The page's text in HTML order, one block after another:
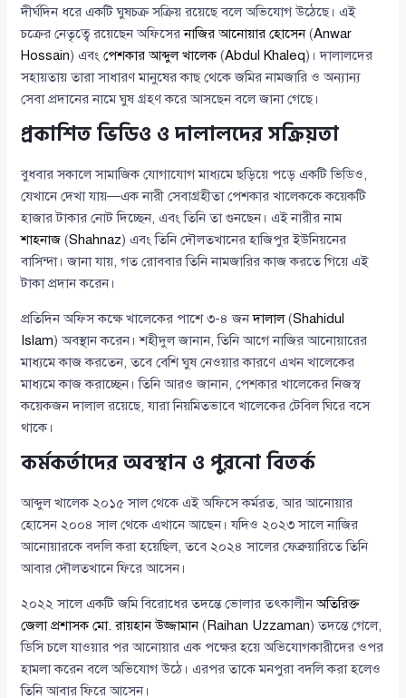
দীর্ঘদিন ধরে একটি ঘুষচক্র সক্রিয় রয়েছে বলে অভিযোগ উঠেছে। এই
চক্রের নেতৃত্বে রয়েছেন অফিসেরনাজির আনোয়ার হোসেন(Anwar
Hossain) এবংপেশকার আব্দুল খালেক(Abdul Khaleq)। দালালদের
সহায়তায় তারা সাধারণ মানুষের কাছ থেকে জমির নামজারি ও অন্যান্য
সেবা প্রদানের নামে ঘুষ গ্রহণ করে আসছেন বলে জানা গেছে।
প্রকাশিত ভিডিও ও দালালদের সক্রিয়তা
বুধবার সকালে সামাজিক যোগাযোগ মাধ্যমে ছড়িয়ে পড়ে একটি ভিডিও,
যেখানে দেখা যায়—এক নারী সেবাগ্রহীতা পেশকার খালেককে কয়েকটি
হাজার টাকার নোট দিচ্ছেন, এবং তিনি তা গুনছেন। এই নারীর নাম
শাহনাজ (Shahnaz) এবং তিনি দৌলতখানের হাজিপুর ইউনিয়নের
বাসিন্দা। জানা যায়, গত রোববার তিনি নামজারির কাজ করতে গিয়ে এই
টাকা প্রদান করেন।
প্রতিদিন অফিস কক্ষে খালেকের পাশে ৩-৪ জনদালাল(Shahidul
Islam) অবস্থান করেন। শহীদুল জানান, তিনি আগে নাজির আনোয়ারের
মাধ্যমে কাজ করতেন, তবে বেশি ঘুষ নেওয়ার কারণে এখন খালেকের
মাধ্যমে কাজ করাচ্ছেন। তিনি আরও জানান, পেশকার খালেকের নিজস্ব
কয়েকজন দালাল রয়েছে, যারা নিয়মিতভাবে খালেকের টেবিল ঘিরে বসে
থাকে।
কর্মকর্তাদের অবস্থান ও পুরনো বিতর্ক
আব্দুল খালেক ২০১৫ সাল থেকে এই অফিসে কর্মরত, আর আনোয়ার
হোসেন ২০০৪ সাল থেকে এখানে আছেন। যদিও ২০২৩ সালে নাজির
আনোয়ারকে বদলি করা হয়েছিল, তবে ২০২৪ সালের ফেব্রুয়ারিতে তিনি
আবার দৌলতখানে ফিরে আসেন।
২০২২ সালে একটি জমি বিরোধের তদন্তে ভোলার তৎকালীনঅতিরিক্ত
জেলা প্রশাসক মো. রায়হান উজ্জামান( Raihan Uzzaman) তদন্তে গেলে,
ডিসি চলে যাওয়ার পর আনোয়ার এক পক্ষের হয়ে অভিযোগকারীদের ওপর
হামলা করেন বলে অভিযোগ উঠে। এরপর তাকে মনপুরা বদলি করা হলেও
তিনি আবার ফিরে আসেন।